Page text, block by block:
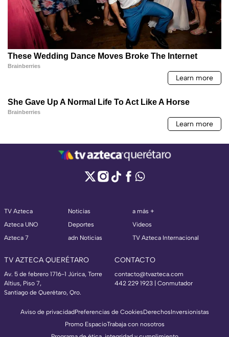
TV Azteca
Azteca UNO
Azteca 7
Noticias
Deportes
adn Noticias
a más +
Videos
TV Azteca Internacional
TV AZTECA QUERÉTARO
Av. 5 de febrero 1716-1 Júrica, Torre
Altius, Piso 7,
Santiago de Querétaro, Qro.
CONTACTO
contacto@tvazteca.com
442 229 1923 | Conmutador
Aviso de privacidadPreferencias de CookiesDerechosInversionistas
Promo EspacioTrabaja con nosotros